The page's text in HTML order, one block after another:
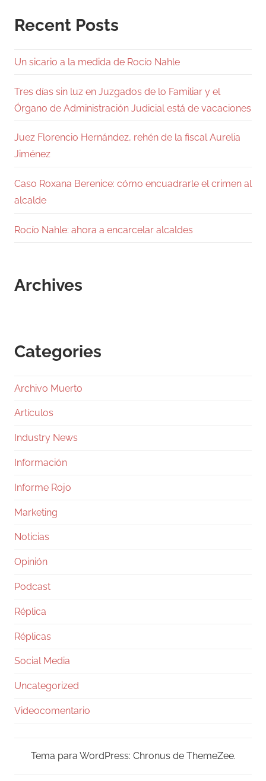
Recent Posts
Un sicario a la medida de Rocío Nahle
Tres días sin luz en Juzgados de lo Familiar y el
Órgano de Administración Judicial está de vacaciones
Juez Florencio Hernández, rehén de la fiscal Aurelia
Jiménez
Caso Roxana Berenice: cómo encuadrarle el crimen al
alcalde
Rocío Nahle: ahora a encarcelar alcaldes
Archives
Categories
Archivo Muerto
Artículos
Industry News
Información
Informe Rojo
Marketing
Noticias
Opinión
Podcast
Réplica
Réplicas
Social Media
Uncategorized
Videocomentario
Tema para WordPress: Chronus de ThemeZee.